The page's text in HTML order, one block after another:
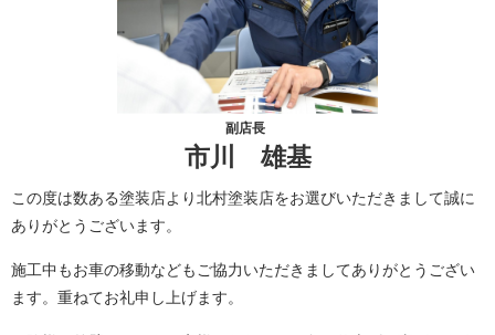
副店長
市川 雄基
この度は数ある塗装店より北村塗装店をお選びいただきまして誠に
ありがとうございます。
施工中もお車の移動などもご協力いただきましてありがとうござい
ます。重ねてお礼申し上げます。